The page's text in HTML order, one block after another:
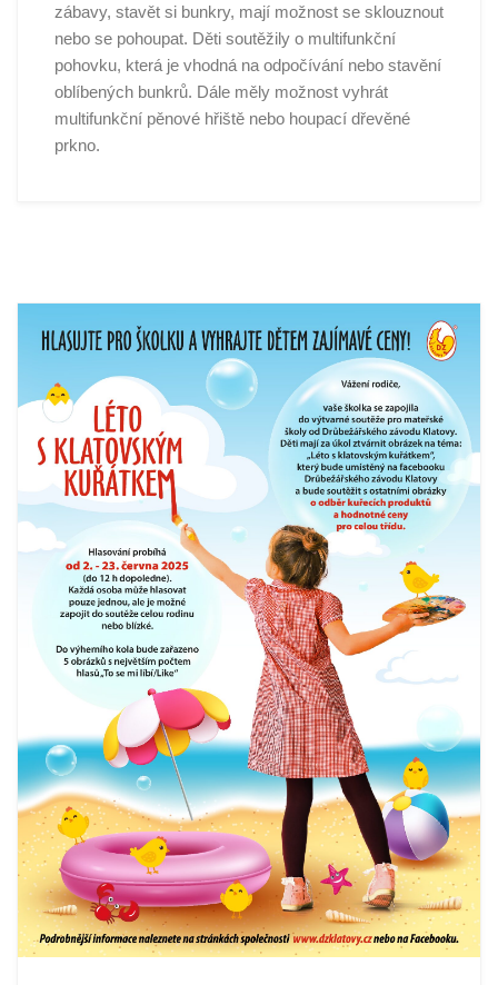
zábavy, stavět si bunkry, mají možnost se sklouznout
nebo se pohoupat. Děti soutěžily o multifunkční
pohovku, která je vhodná na odpočívání nebo stavění
oblíbených bunkrů. Dále měly možnost vyhrát
multifunkční pěnové hřiště nebo houpací dřevěné
prkno.